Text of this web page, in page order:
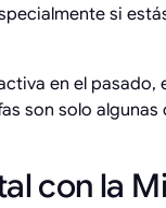
si
en el pasado,
son solo algunas
con la